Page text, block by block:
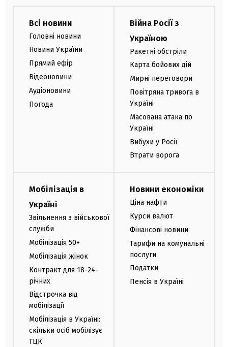
Всі новини
Головні новини
Новини України
Прямий ефір
Відеоновини
Аудіоновини
Погода
Війна Росії з
Україною
Ракетні обстріли
Карта бойових дій
Мирні переговори
Повітряна тривога в
Україні
Масована атака по
Україні
Вибухи у Росії
Втрати ворога
Мобілізація в
Україні
Звільнення з військової
служби
Мобілізація 50+
Мобілізація жінок
Контракт для 18-24-
річних
Відстрочка від
мобілізації
Мобілізація в Україні:
скільки осіб мобілізує
ТЦК
Новини економіки
Ціна нафти
Курси валют
Фінансові новини
Тарифи на комунальні
послуги
Податки
Пенсія в Україні